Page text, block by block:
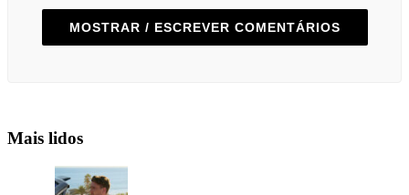
MOSTRAR / ESCREVER COMENTÁRIOS
Mais lidos